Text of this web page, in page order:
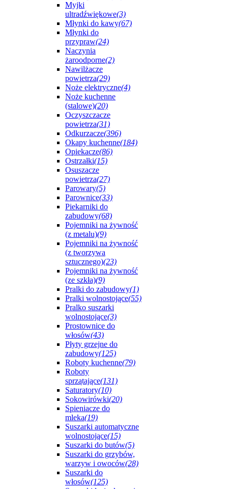
Myjki
ultradźwiękowe(3)
Młynki do kawy(67)
Młynki do
przypraw(24)
Naczynia
żaroodporne(2)
Nawilżacze
powietrza(29)
Noże elektryczne(4)
Noże kuchenne
(stalowe)(20)
Oczyszczacze
powietrza(31)
Odkurzacze(396)
Okapy kuchenne(184)
Opiekacze(86)
Ostrzałki(15)
Osuszacze
powietrza(27)
Parowary(5)
Parownice(33)
Piekarniki do
zabudowy(68)
Pojemniki na żywność
(z metalu)(9)
Pojemniki na żywność
(z tworzywa
sztucznego)(23)
Pojemniki na żywność
(ze szkła)(9)
Pralki do zabudowy(1)
Pralki wolnostojące(55)
Pralko suszarki
wolnostojące(3)
Prostownice do
włosów(43)
Płyty grzejne do
zabudowy(125)
Roboty kuchenne(79)
Roboty
sprzątające(131)
Saturatory(10)
Sokowirówki(20)
Spieniacze do
mleka(19)
Suszarki automatyczne
wolnostojące(15)
Suszarki do butów(5)
Suszarki do grzybów,
warzyw i owoców(28)
Suszarki do
włosów(125)